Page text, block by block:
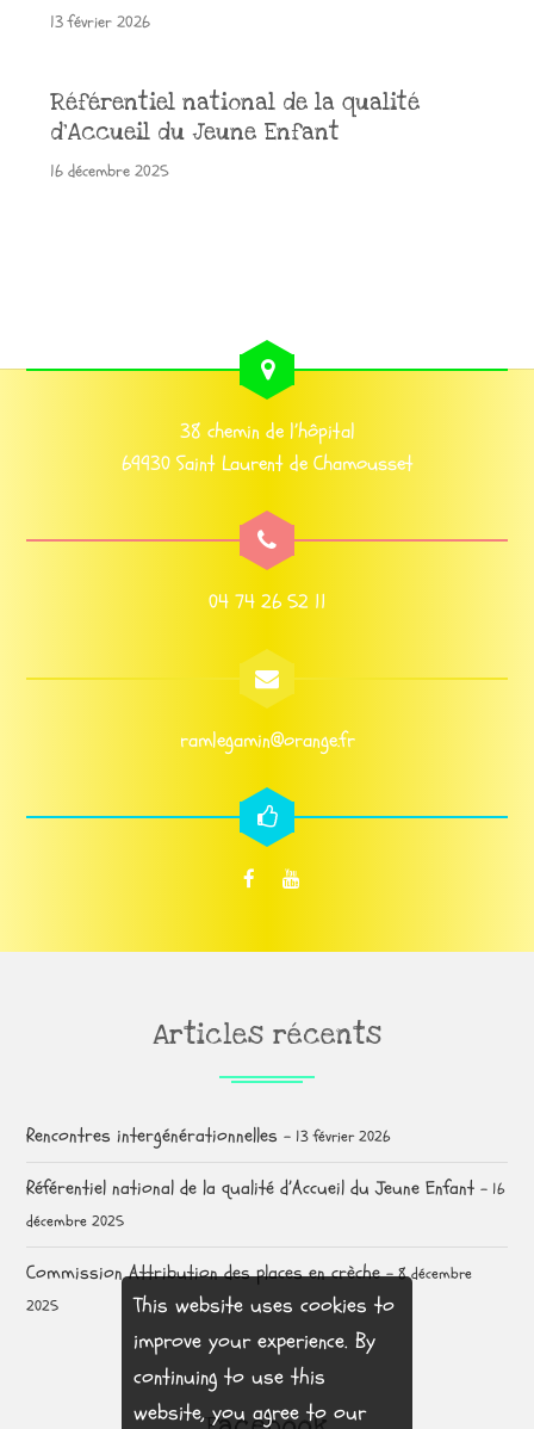
13 février 2026
Référentiel national de la qualité
d’Accueil du Jeune Enfant
16 décembre 2025
38 chemin de l’hôpital
69930 Saint Laurent de Chamousset
04 74 26 52 11
ramlegamin@orange.fr
Articles récents
Rencontres intergénérationnelles 13 février 2026
Référentiel national de la qualité d’Accueil du Jeune Enfant
16
décembre 2025
Commission Attribution des places en crèche
8 décembre
2025
This website uses cookies to
improve your experience. By
continuing to use this
website, you agree to our